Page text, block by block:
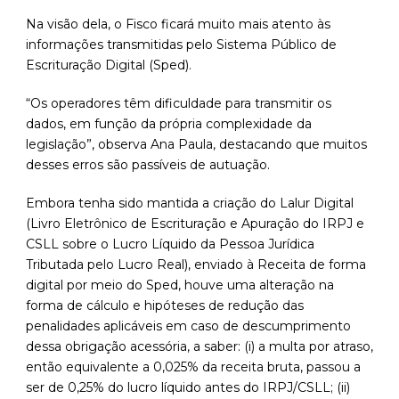
Na visão dela, o Fisco ficará muito mais atento às
informações transmitidas pelo Sistema Público de
Escrituração Digital (Sped).
“Os operadores têm dificuldade para transmitir os
dados, em função da própria complexidade da
legislação”, observa Ana Paula, destacando que muitos
desses erros são passíveis de autuação.
Embora tenha sido mantida a criação do Lalur Digital
(Livro Eletrônico de Escrituração e Apuração do IRPJ e
CSLL sobre o Lucro Líquido da Pessoa Jurídica
Tributada pelo Lucro Real), enviado à Receita de forma
digital por meio do Sped, houve uma alteração na
forma de cálculo e hipóteses de redução das
penalidades aplicáveis em caso de descumprimento
dessa obrigação acessória, a saber: (i) a multa por atraso,
então equivalente a 0,025% da receita bruta, passou a
ser de 0,25% do lucro líquido antes do IRPJ/CSLL; (ii)